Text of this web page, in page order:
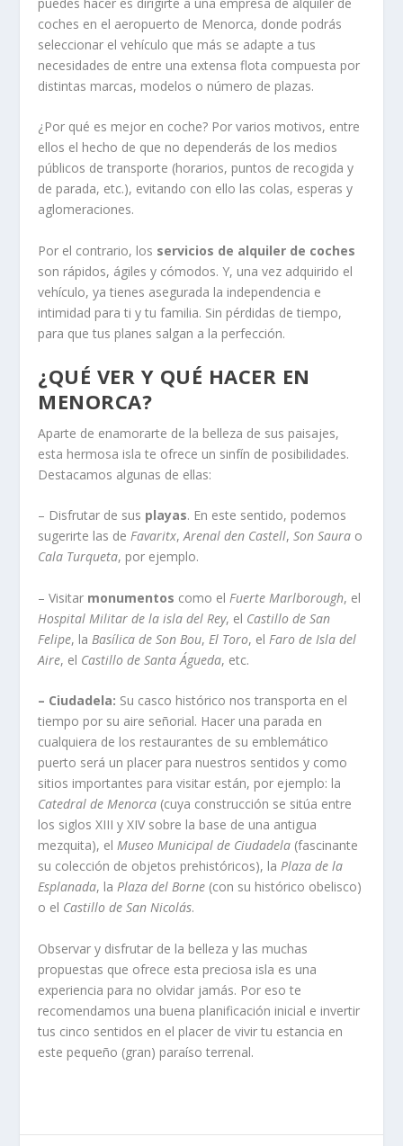
coches en el aeropuerto de Menorca, donde podrás
seleccionar el vehículo que más se adapte a tus
necesidades de entre una extensa flota compuesta por
distintas marcas, modelos o número de plazas.
¿Por qué es mejor en coche? Por varios motivos, entre
ellos el hecho de que no dependerás de los medios
públicos de transporte (horarios, puntos de recogida y
de parada, etc.), evitando con ello las colas, esperas y
aglomeraciones.
Por el contrario, los servicios de alquiler de coches
son rápidos, ágiles y cómodos. Y, una vez adquirido el
vehículo, ya tienes asegurada la independencia e
intimidad para ti y tu familia. Sin pérdidas de tiempo,
para que tus planes salgan a la perfección.
¿QUÉ VER Y QUÉ HACER EN
MENORCA?
Aparte de enamorarte de la belleza de sus paisajes,
esta hermosa isla te ofrece un sinfín de posibilidades.
Destacamos algunas de ellas:
– Disfrutar de sus playas. En este sentido, podemos
sugerirte las deFavaritx, Arenal den Castell,Son Saura o
Cala Turqueta, por ejemplo.
– Visitar monumentos como elFuerte Marlborough, el
Hospital Militar de la isla del Rey, el Castillo de San
Felipe, la Basílica de Son Bou,El Toro, elFaro de Isla del
Aire, el Castillo de Santa Águeda, etc.
– Ciudadela: Su casco histórico nos transporta en el
tiempo por su aire señorial. Hacer una parada en
cualquiera de los restaurantes de su emblemático
puerto será un placer para nuestros sentidos y como
sitios importantes para visitar están, por ejemplo: la
Catedral de Menorca (cuya construcción se sitúa entre
los siglos XIII y XIV sobre la base de una antigua
mezquita), elMuseo Municipal de Ciudadela (fascinante
su colección de objetos prehistóricos), laPlaza de la
Esplanada, laPlaza del Borne (con su histórico obelisco)
o el Castillo de San Nicolás.
Observar y disfrutar de la belleza y las muchas
propuestas que ofrece esta preciosa isla es una
experiencia para no olvidar jamás. Por eso te
recomendamos una buena planificación inicial e invertir
tus cinco sentidos en el placer de vivir tu estancia en
este pequeño (gran) paraíso terrenal.